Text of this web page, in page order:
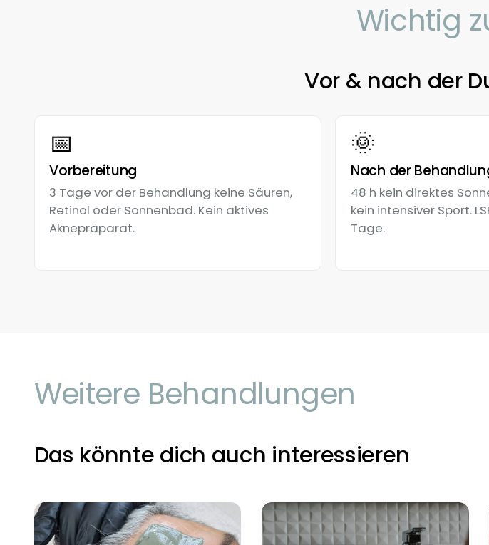
Wichtig
Vor & nach der
📅
Vorbereitung
3 Tage vor der Behandlung keine Säuren,
Retinol oder Sonnenbad. Kein aktives
Aknepräparat.
🌞
Nach der
48 h kein direktes
kein intensiver Sport.
Tage.
Weitere Behandlungen
Das könnte dich auch interessieren